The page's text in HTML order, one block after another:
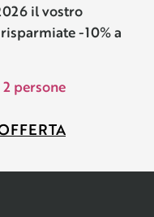
il vostro
-10% a
persone